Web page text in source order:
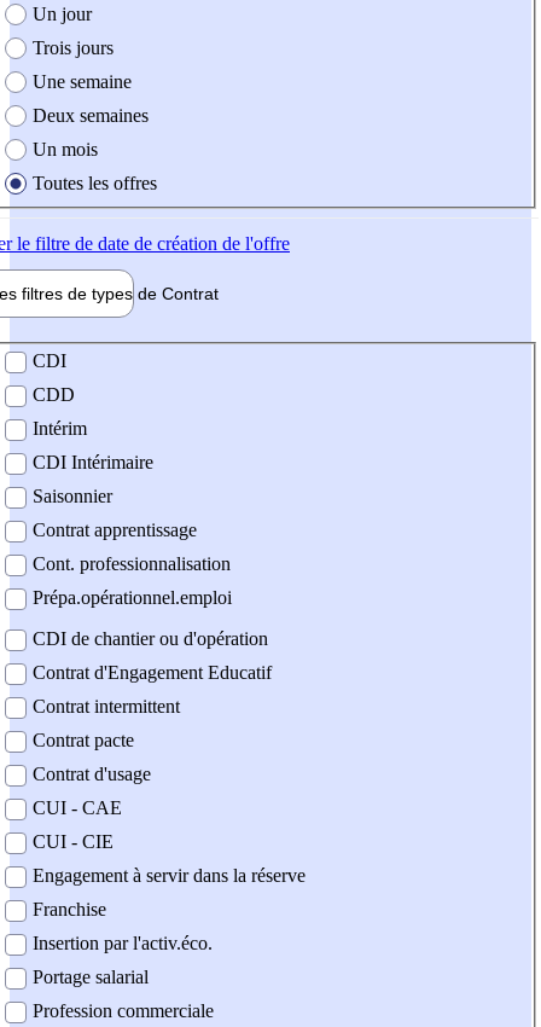
création de l'offre
Un jour
Trois jours
Une semaine
Deux semaines
Un mois
Toutes les offres
le filtre de date de création de l'offre
filtres de types de Contrat
contrat
CDI
CDD
Intérim
CDI Intérimaire
Saisonnier
Contrat apprentissage
Cont. professionnalisation
Prépa.opérationnel.emploi
CDI de chantier ou d'opération
Contrat d'Engagement Educatif
Contrat intermittent
Contrat pacte
Contrat d'usage
CUI - CAE
CUI - CIE
Engagement à servir dans la réserve
Franchise
Insertion par l'activ.éco.
Portage salarial
Profession commerciale